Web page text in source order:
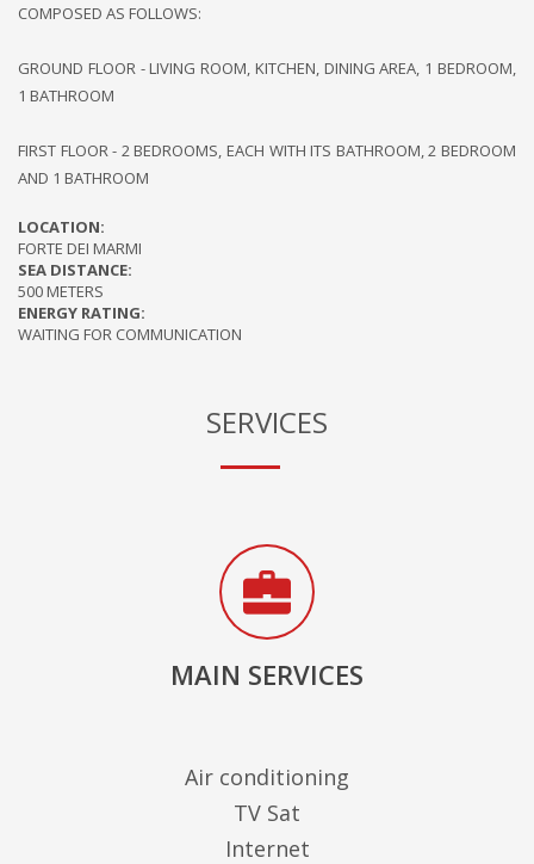
COMPOSED AS FOLLOWS:
GROUND FLOOR - LIVING ROOM, KITCHEN, DINING AREA, 1 BEDROOM,
1 BATHROOM
FIRST FLOOR - 2 BEDROOMS, EACH WITH ITS BATHROOM, 2 BEDROOM
AND 1 BATHROOM
LOCATION:
FORTE DEI MARMI
SEA DISTANCE:
500 METERS
ENERGY RATING:
WAITING FOR COMMUNICATION
SERVICES
MAIN SERVICES
Air conditioning
TV Sat
Internet